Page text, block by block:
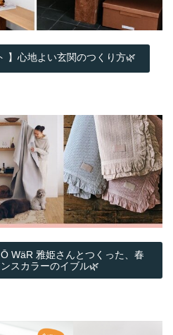
】心地よい玄関のつくり方🌿
WäR 雅姫さんとつくった、春
スカラーのイブル🌿